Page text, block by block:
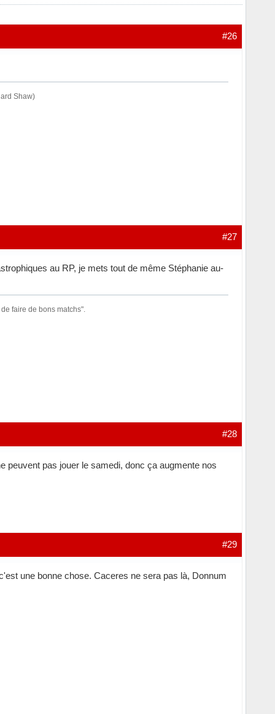
#26
Shaw)
#27
au RP, je mets tout de même Stéphanie au-
faire de bons matchs".
#28
peuvent pas jouer le samedi, donc ça augmente nos
#29
une bonne chose. Caceres ne sera pas là, Donnum